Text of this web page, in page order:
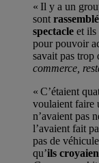
« Il y a un
sont
spectacle et ils
pour pouvoir
savait pas trop
commerce,
« C’étaient
voulaient faire
n’avaient pas
l’avaient fait
pas de
qu’ils